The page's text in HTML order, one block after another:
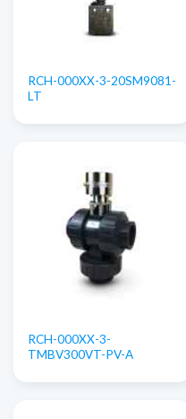
RCH-000XX-3-20SM9081-
LT
RCH-000XX-3-
TMBV300VT-PV-A